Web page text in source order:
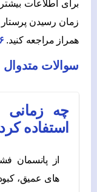
برای اطلاعات
زمان رسیدن
همراز مراجعه کنید.
سوالات متدوال
چه زمانی
استفاده
از پانسمان
های عمیق،